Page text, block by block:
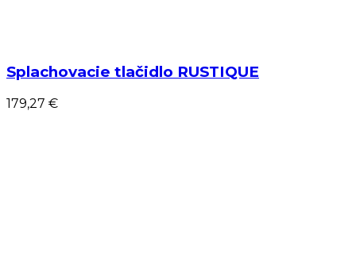
Splachovacie tlačidlo RUSTIQUE
179,27 €